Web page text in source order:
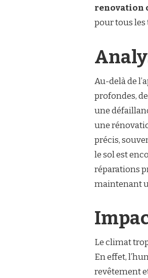
renovation
pour tous les
Au-delà de
profondes,
une
une
précis,
le sol est
réparations
maintenant
Le climat
En effet,
revêtement